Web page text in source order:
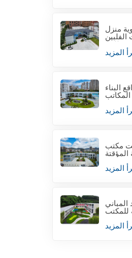
منزل
للبيع
البناء
المكاتب
المعيارية
مكتب
المباني
للمكتب